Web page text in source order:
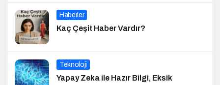
Haberler
Kaç Çeşit Haber Vardır?
Teknoloji
Yapay Zeka ile Hazır Bilgi, Eksik